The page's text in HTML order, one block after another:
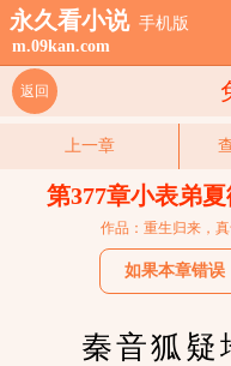
永久看小说 手机版
m.09kan.com
返回
上一章
第377章小表弟
作品：重生归来，
如果本章错误
秦音狐疑